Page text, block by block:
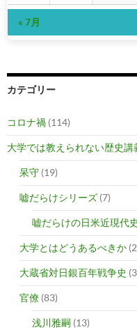
« 7月
カテゴリー
コロナ禍 (114)
大学では教えられない歴史講
呆守 (19)
嘘だらけシリーズ (7)
嘘だらけの日米近現代史
大学とはどうあるべきか
大蔵省対日銀百年戦争史
官僚 (83)
浅川雅嗣 (13)